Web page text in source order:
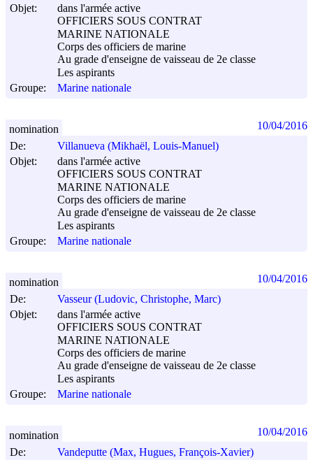
Objet:
dans l'armée active
OFFICIERS SOUS CONTRAT
MARINE NATIONALE
Corps des officiers de marine
Au grade d'enseigne de vaisseau de 2e classe
Les aspirants
Groupe:
Marine nationale
De:
Villanueva (Mikhaël, Louis-Manuel)
Objet:
dans l'armée active
OFFICIERS SOUS CONTRAT
MARINE NATIONALE
Corps des officiers de marine
Au grade d'enseigne de vaisseau de 2e classe
Les aspirants
Groupe:
Marine nationale
nomination 10/04/2016
De:
Vasseur (Ludovic, Christophe, Marc)
Objet:
dans l'armée active
OFFICIERS SOUS CONTRAT
MARINE NATIONALE
Corps des officiers de marine
Au grade d'enseigne de vaisseau de 2e classe
Les aspirants
Groupe:
Marine nationale
nomination 10/04/2016
De:
Vandeputte (Max, Hugues, François-Xavier)
nomination 10/04/2016